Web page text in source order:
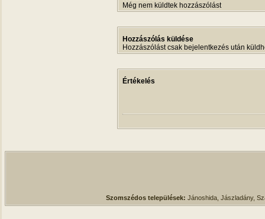
Még nem küldtek hozzászólást
Hozzászólás küldése
Hozzászólást csak bejelentkezés után
Értékelés
Szomszédos települések: Jánoshida, Jászladány,